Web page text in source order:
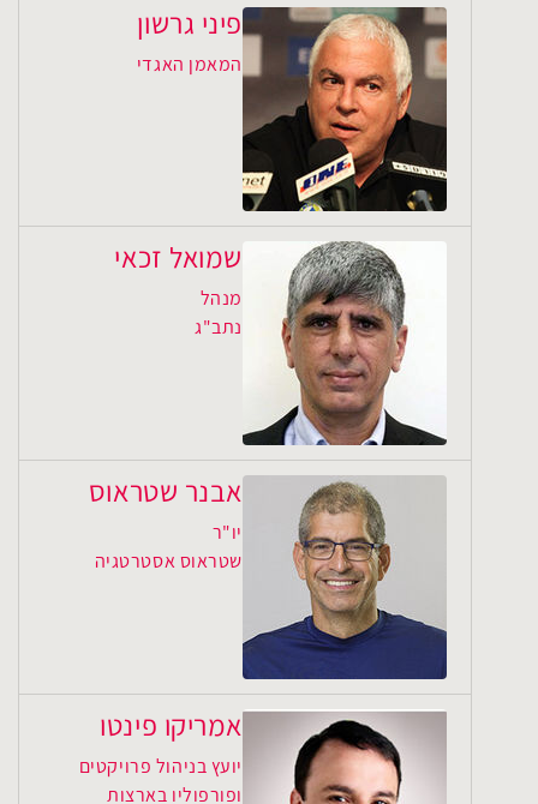
פיני גרשון
המאמן האגדי
שמואל זכאי
מנהל
נתב"ג
אבנר שטראוס
יו"ר
שטראוס אסטרטגיה
אמריקו פינטו
יועץ בניהול פרויקטים
ופורפוליו בארצות